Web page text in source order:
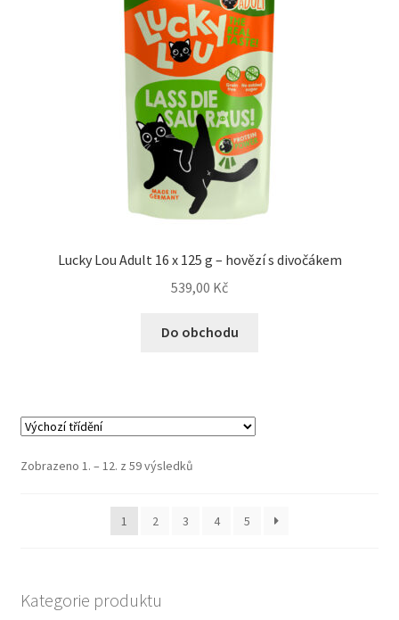
Lucky Lou Adult 16 x 125 g – hovězí s divočákem
539,00 Kč
Do obchodu
Zobrazeno 1. – 12. z 59 výsledků
1 2 3 4 5
Kategorie produktu